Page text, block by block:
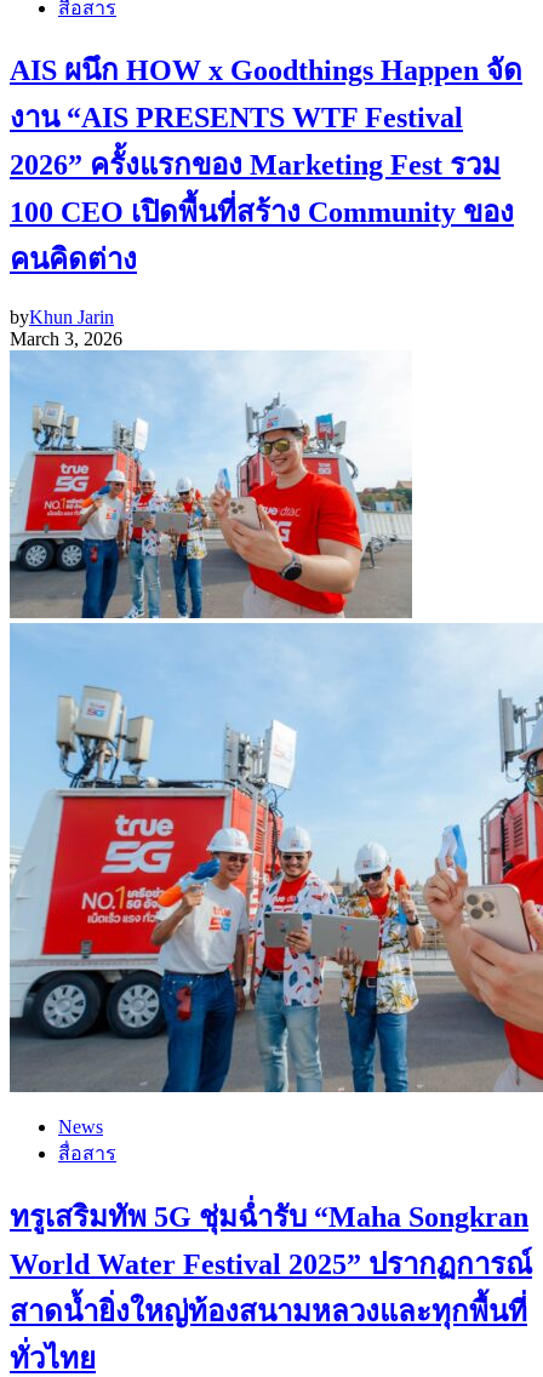
สื่อสาร
AIS ผนึก HOW x Goodthings Happen จัด
งาน “AIS PRESENTS WTF Festival
2026” ครั้งแรกของ Marketing Fest รวม
100 CEO เปิดพื้นที่สร้าง Community ของ
คนคิดต่าง
byKhun Jarin
March 3, 2026
News
สื่อสาร
ทรูเสริมทัพ 5G ชุ่มฉ่ำรับ “Maha Songkran
World Water Festival 2025” ปรากฏการณ์
สาดน้ำยิ่งใหญ่ท้องสนามหลวงและทุกพื้นที่
ทั่วไทย